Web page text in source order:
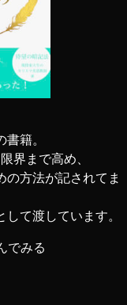
籍。
界まで高め、
の方法が記されてま
て渡しています。
でみる